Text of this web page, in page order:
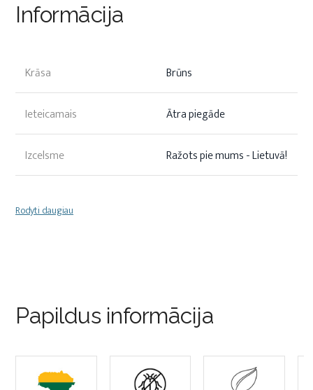
Informācija
Krāsa Brūns
Ieteicamais Ātra piegāde
Izcelsme Ražots pie mums - Lietuvā!
Rodyti daugiau
Papildus informācija